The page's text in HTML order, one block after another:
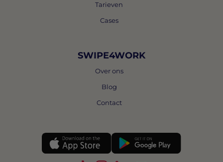
Tarieven
Cases
SWIPE4WORK
Over ons
Blog
Contact